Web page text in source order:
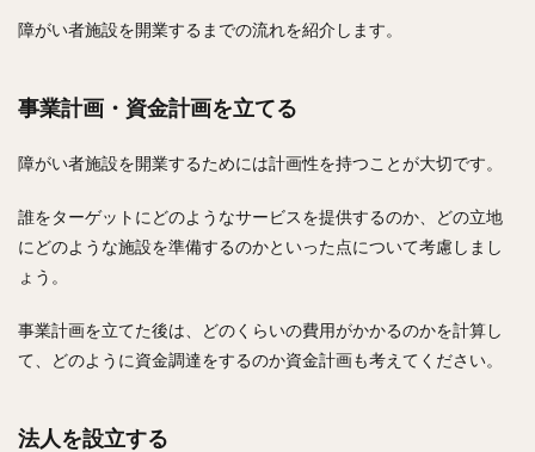
障がい者施設を開業するまでの流れを紹介します。
事業計画・資金計画を立てる
障がい者施設を開業するためには計画性を持つことが大切です。
誰をターゲットにどのようなサービスを提供するのか、どの立地
にどのような施設を準備するのかといった点について考慮しまし
ょう。
事業計画を立てた後は、どのくらいの費用がかかるのかを計算し
て、どのように資金調達をするのか資金計画も考えてください。
法人を設立する